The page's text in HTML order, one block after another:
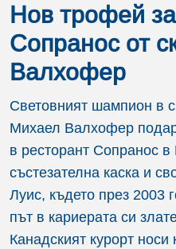
Нов трофей
Сопранос от
Валхофер
Световният шампион в
Михаел Валхофер
в ресторант Сопранос в
състезателна каска и
Луис, където през 2003
път в кариерата си
Канадският курорт